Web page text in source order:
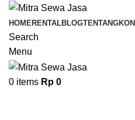
HOMERENTALBLOGTENTANG
Search
Menu
0 items Rp 0